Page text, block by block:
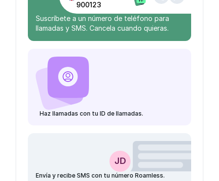
900123
Suscríbete a un número de teléfono para
llamadas y SMS. Cancela cuando quieras.
Haz llamadas con tu ID de llamadas.
JD
Envía y recibe SMS con tu número Roamless.